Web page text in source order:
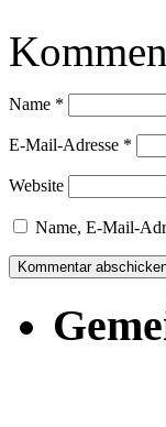
Name *
E-Mail-Adresse *
Website
Name, E-Mail-